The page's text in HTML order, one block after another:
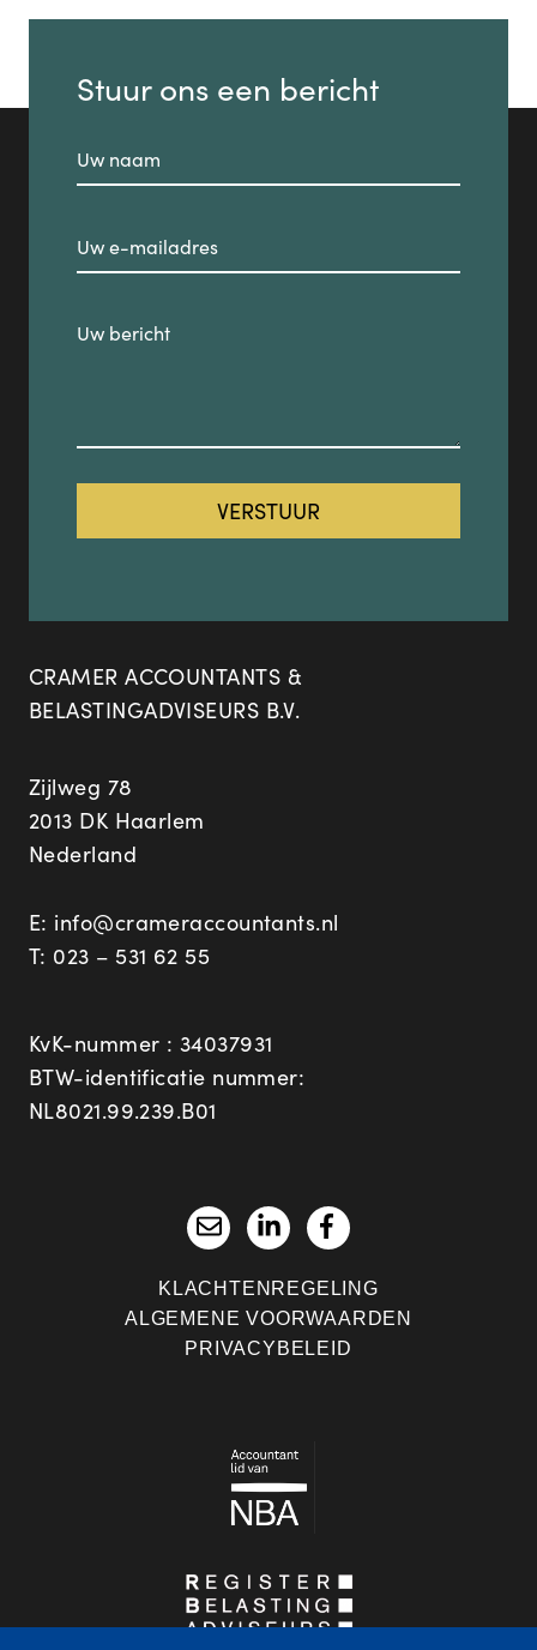
Stuur ons een bericht
CRAMER ACCOUNTANTS &
BELASTINGADVISEURS B.V.
Zijlweg 78
2013 DK Haarlem
Nederland
E: info@crameraccountants.nl
T: 023 – 531 62 55
KvK-nummer : 34037931
BTW-identificatie nummer:
NL8021.99.239.B01
KLACHTENREGELING
ALGEMENE VOORWAARDEN
PRIVACYBELEID